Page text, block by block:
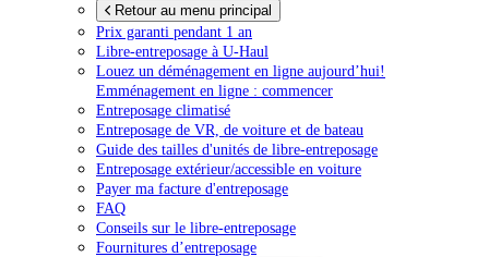
Retour au menu principal
Prix garanti pendant 1 an
Libre-entreposage à U-Haul
Louez un déménagement en ligne aujourd’hui!
Emménagement en ligne : commencer
Entreposage climatisé
Entreposage de VR, de voiture et de bateau
Guide des tailles d'unités de libre-entreposage
Entreposage extérieur/accessible en voiture
Payer ma facture d'entreposage
FAQ
Conseils sur le libre-entreposage
Fournitures d’entreposage